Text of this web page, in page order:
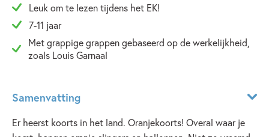
Leuk om te lezen tijdens het EK!
7-11 jaar
Met grappige grappen gebaseerd op de werkelijkheid,
zoals Louis Garnaal
Samenvatting
Er heerst koorts in het land. Oranjekoorts! Overal waar je